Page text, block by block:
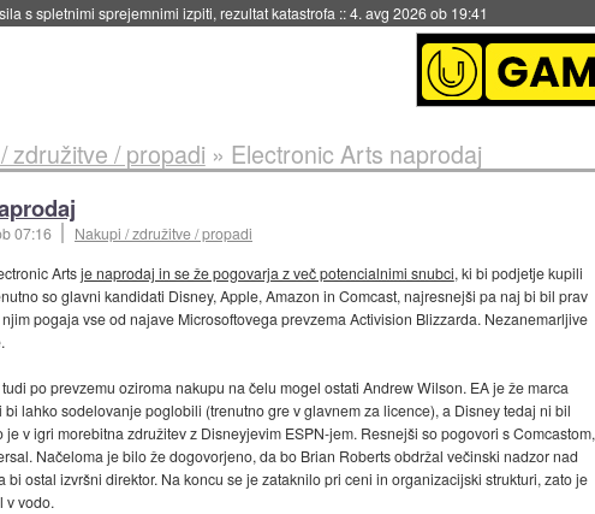
razvija svojo raketo za večkratno uporabo::4. avg 2026 ob 19:41
združitve / propadi » Electronic Arts naprodaj
07:16
Nakupi / združitve / propadi
Artsje naprodaj in se že pogovarja z več potencialnimi snubci, ki bi podjetje kupili
so glavni kandidati Disney, Apple, Amazon in Comcast, najresnejši pa naj bi bil prav
pogaja vse od najave Microsoftovega prevzema Activision Blizzarda. Nezanemarljive
po prevzemu oziroma nakupu na čelu mogel ostati Andrew Wilson. EA je že marca
bi lahko sodelovanje poglobili (trenutno gre v glavnem za licence), a Disney tedaj ni bil
v igri morebitna združitev z Disneyjevim ESPN-jem. Resnejši so pogovori s Comcastom,
Načeloma je bilo že dogovorjeno, da bo Brian Roberts obdržal večinski nadzor nad
bi ostal izvršni direktor. Na koncu se je zataknilo pri ceni in organizacijski strukturi, zato je
v vodo.